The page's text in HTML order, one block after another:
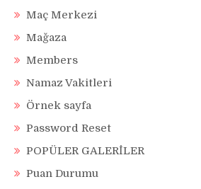
Maç Merkezi
Mağaza
Members
Namaz Vakitleri
Örnek sayfa
Password Reset
POPÜLER GALERİLER
Puan Durumu